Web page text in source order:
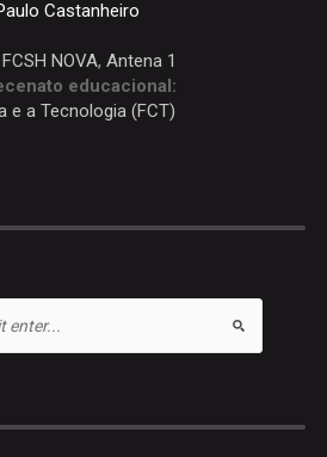
Castanheiro
FCSH NOVA, Antena 1
educacional:
e a Tecnologia (FCT)